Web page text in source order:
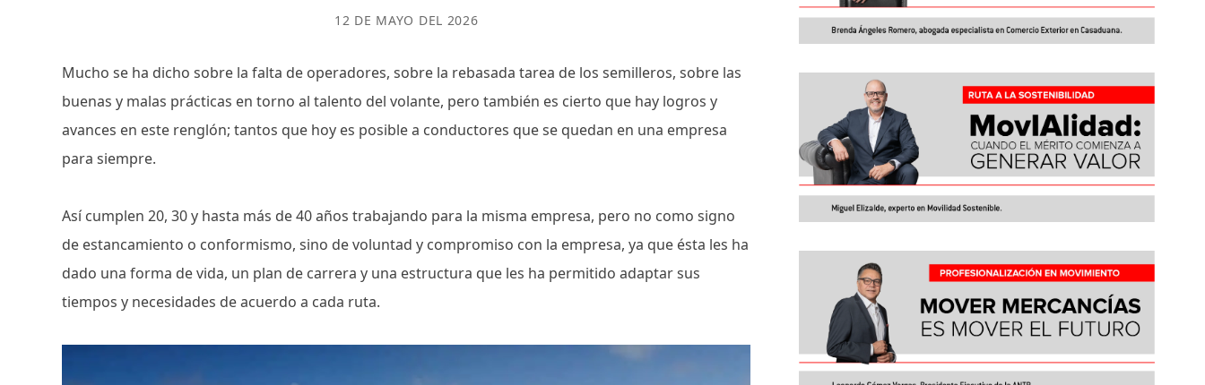
12 DE MAYO DEL 2026
Mucho se ha dicho sobre la falta de operadores, sobre la rebasada tarea de los semilleros, sobre las
buenas y malas prácticas en torno al talento del volante, pero también es cierto que hay logros y
avances en este renglón; tantos que hoy es posible a conductores que se quedan en una empresa
para siempre.
Así cumplen 20, 30 y hasta más de 40 años trabajando para la misma empresa, pero no como signo
de estancamiento o conformismo, sino de voluntad y compromiso con la empresa, ya que ésta les ha
dado una forma de vida, un plan de carrera y una estructura que les ha permitido adaptar sus
tiempos y necesidades de acuerdo a cada ruta.